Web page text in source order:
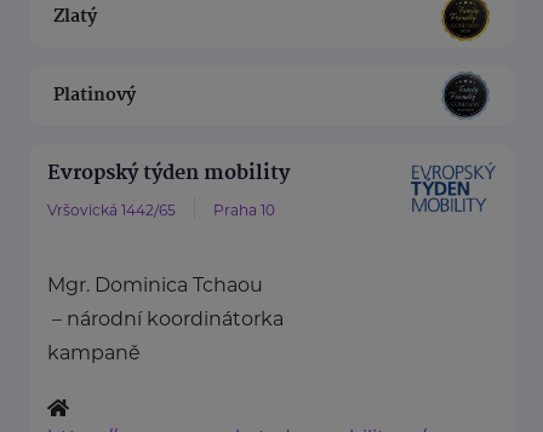
Zlatý
Platinový
Evropský týden mobility
Vršovická 1442/65 Praha 10
Mgr. Dominica Tchaou
– národní koordinátorka
kampaně